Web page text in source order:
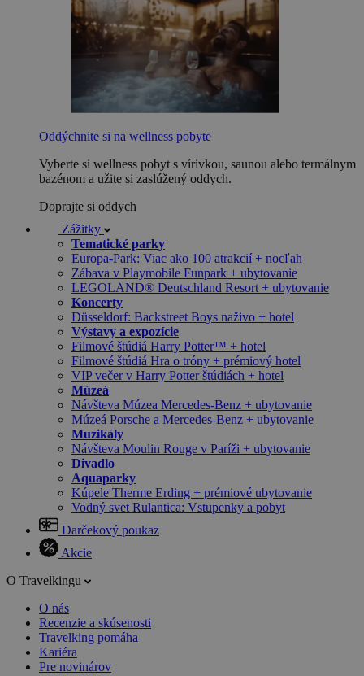
Oddýchnite si na wellness pobyte
Vyberte si wellness pobyt s vírivkou, saunou alebo termálnym
bazénom a užite si zaslúžený oddych.
Doprajte si oddych
Zážitky
Tematické parky
Europa-Park: Viac ako 100 atrakcií + nocľah
Zábava v Playmobile Funpark + ubytovanie
LEGOLAND® Deutschland Resort + ubytovanie
Koncerty
Düsseldorf: Backstreet Boys naživo + hotel
Výstavy a expozície
Filmové štúdiá Harry Potter™ + hotel
Filmové štúdiá Hra o tróny + prémiový hotel
VIP večer v Harry Potter štúdiách + hotel
Múzeá
Návšteva Múzea Mercedes-Benz + ubytovanie
Múzeá Porsche a Mercedes-Benz + ubytovanie
Muzikály
Návšteva Moulin Rouge v Paríži + ubytovanie
Divadlo
Aquaparky
Kúpele Therme Erding + prémiové ubytovanie
Vodný svet Rulantica: Vstupenky a pobyt
Darčekový poukaz
Akcie
O Travelkingu
O nás
Recenzie a skúsenosti
Travelking pomáha
Kariéra
Pre novinárov